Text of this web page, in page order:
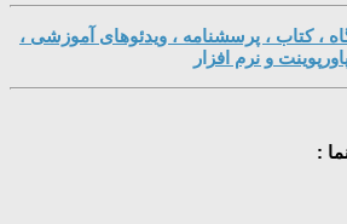
، کتاب ، پرسشنامه ، ویدئوهای آموزشی ،
و نرم افزار
: